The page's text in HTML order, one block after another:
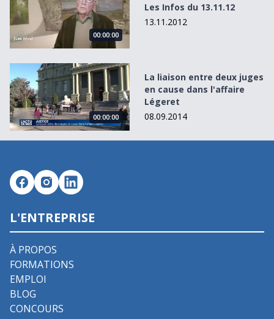
00:00:00
Les Infos du 13.11.12
13.11.2012
La liaison entre deux juges en cause dans l&#039;affaire
00:00:00
La liaison entre deux juges
en cause dans l'affaire
Légeret
08.09.2014
L'ENTREPRISE
À PROPOS
FORMATIONS
EMPLOI
BLOG
CONCOURS